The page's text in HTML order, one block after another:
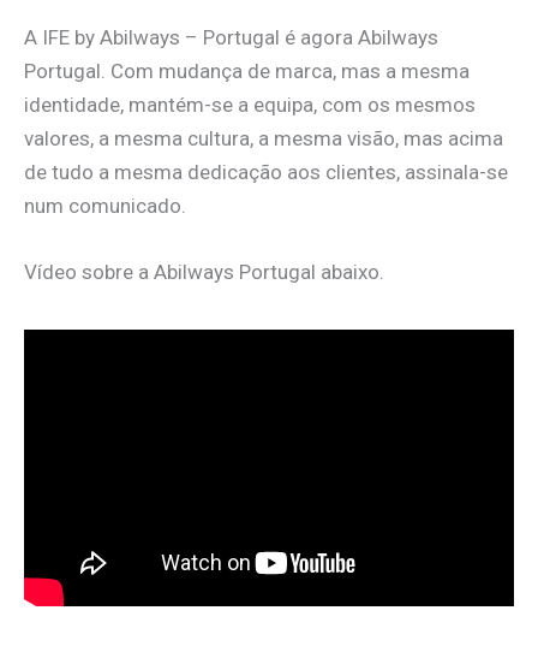
A IFE by Abilways – Portugal é agora Abilways
Portugal. Com mudança de marca, mas a mesma
identidade, mantém-se a equipa, com os mesmos
valores, a mesma cultura, a mesma visão, mas acima
de tudo a mesma dedicação aos clientes, assinala-se
num comunicado.
Vídeo sobre a Abilways Portugal abaixo.